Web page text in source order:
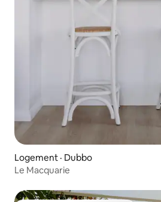
Logement · Dubbo
Le Macquarie